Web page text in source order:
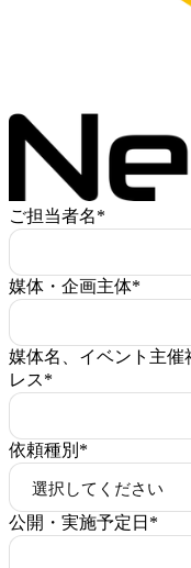
ご担当者名*
媒体・企画主体*
媒体名、イベント主
レス*
依頼種別 *
公開・実施予定日 *